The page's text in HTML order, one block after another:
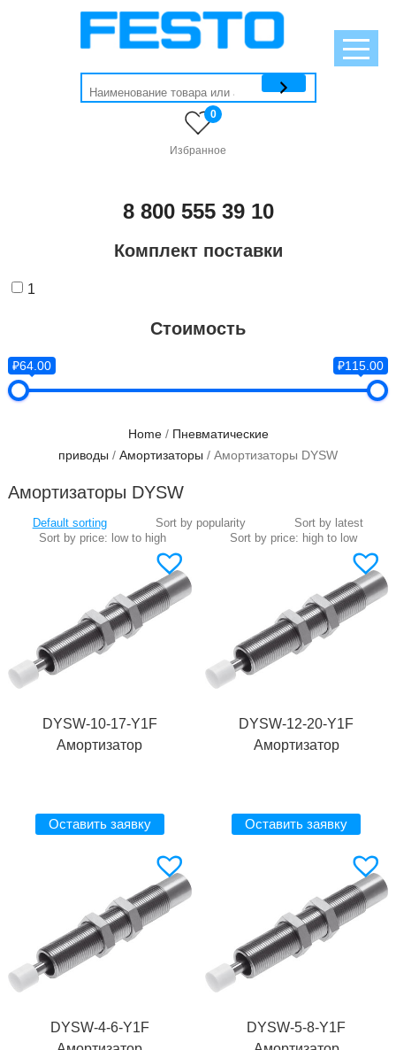
Избранное
0
8 800 555 39 10
Комплект поставки
1
Стоимость
₽64.00 ₽115.00
Home/ Пневматические
приводы / Амортизаторы / Амортизаторы DYSW
Амортизаторы DYSW
DYSW-10-17-Y1F
Амортизатор
Оставить заявку
DYSW-12-20-Y1F
Амортизатор
Оставить заявку
DYSW-4-6-Y1F
DYSW-5-8-Y1F